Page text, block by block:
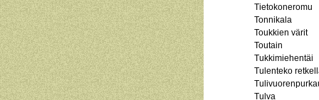
Tietokoneromu
Tonnikala
Toukkien värit
Toutain
Tukkimiehentäi
Tulenteko
Tulva